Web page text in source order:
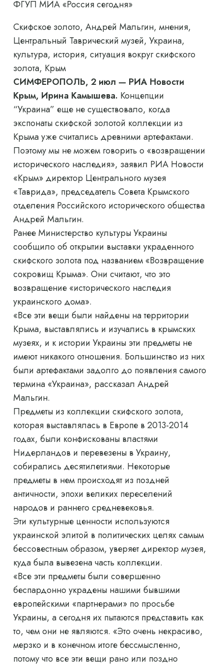
ФГУП МИА «Россия сегодня»
Скифское золото, Андрей Мальгин, мнения,
Центральный Таврический музей, Украина,
культура, история, ситуация вокруг скифского
золота, Крым
СИМФЕРОПОЛЬ, 2 июл — РИА Новости
Крым, Ирина Камышева. Концепции
“Украина” еще не существовало, когда
экспонаты скифской золотой коллекции из
Крыма уже считались древними артефактами.
Поэтому мы не можем говорить о «возвращении
исторического наследия», заявил РИА Новости
«Крым» директор Центрального музея
«Таврида», председатель Совета Крымского
отделения Российского исторического общества
Андрей Мальгин.
Ранее Министерство культуры Украины
сообщило об открытии выставки украденного
скифского золота под названием «Возвращение
сокровищ Крыма». Они считают, что это
возвращение «исторического наследия
украинского дома».
«Все эти вещи были найдены на территории
Крыма, выставлялись и изучались в крымских
музеях, и к истории Украины эти предметы не
имеют никакого отношения. Большинство из них
были артефактами задолго до появления самого
термина «Украина», рассказал Андрей
Мальгин.
Предметы из коллекции скифского золота,
которая выставлялась в Европе в 2013-2014
годах, были конфискованы властями
Нидерландов и перевезены в Украину,
собирались десятилетиями. Некоторые
предметы в нем происходят из поздней
античности, эпохи великих переселений
народов и раннего средневековья.
Эти культурные ценности используются
украинской элитой в политических целях самым
бессовестным образом, уверяет директор музея,
куда была вывезена часть коллекции.
«Все эти предметы были совершенно
беспардонно украдены нашими бывшими
европейскими «партнерами» по просьбе
Украины, а сегодня их пытаются представить как
то, чем они не являются. «Это очень некрасиво,
мерзко и в конечном итоге бессмысленно,
потому что все эти вещи рано или поздно